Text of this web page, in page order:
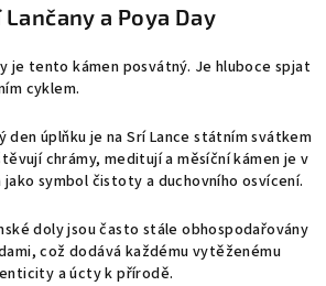
a Poya Day
je tento kámen posvátný. Je hluboce spjat
cyklem.
den úplňku je na Srí Lance státním svátkem
chrámy, meditují a měsíční kámen je v
symbol čistoty a duchovního osvícení.
doly jsou často stále obhospodařovány
což dodává každému vytěženému
a úcty k přírodě.